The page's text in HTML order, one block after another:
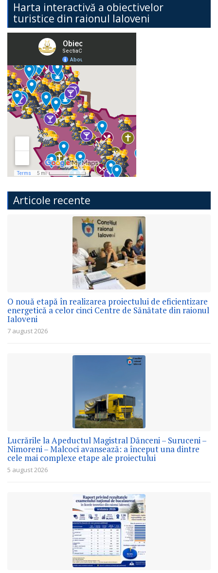
Harta interactivă a obiectivelor
turistice din raionul Ialoveni
Articole recente
O nouă etapă în realizarea proiectului de eficientizare
energetică a celor cinci Centre de Sănătate din raionul
Ialoveni
7 august 2026
Lucrările la Apeductul Magistral Dănceni – Suruceni –
Nimoreni – Malcoci avansează: a început una dintre
cele mai complexe etape ale proiectului
5 august 2026